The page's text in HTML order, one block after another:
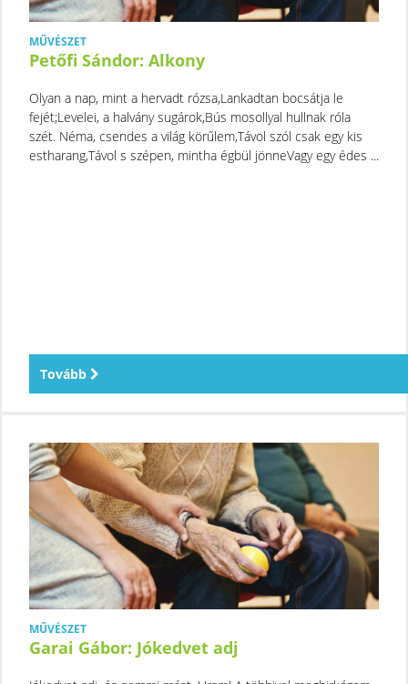
MŰVÉSZET
Petőfi Sándor: Alkony
Olyan a nap, mint a hervadt rózsa,Lankadtan bocsátja le
fejét;Levelei, a halvány sugárok,Bús mosollyal hullnak róla
szét. Néma, csendes a világ körűlem,Távol szól csak egy kis
estharang,Távol s szépen, mintha égbül jönneVagy egy édes ...
Tovább
MŰVÉSZET
Garai Gábor: Jókedvet adj